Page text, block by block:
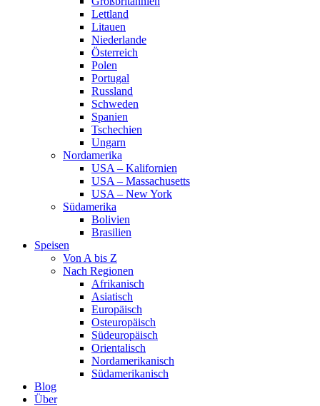
Lettland
Litauen
Niederlande
Österreich
Polen
Portugal
Russland
Schweden
Spanien
Tschechien
Ungarn
Nordamerika
USA – Kalifornien
USA – Massachusetts
USA – New York
Südamerika
Bolivien
Brasilien
Speisen
Von A bis Z
Nach Regionen
Afrikanisch
Asiatisch
Europäisch
Osteuropäisch
Südeuropäisch
Orientalisch
Nordamerikanisch
Südamerikanisch
Blog
Über